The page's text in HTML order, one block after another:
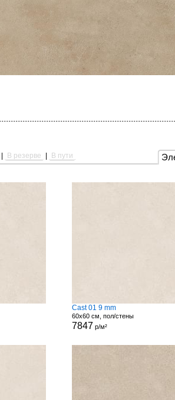
В резерве В пути
Cast 01 9 mm
60x60 см, пол/стены
7847 р/м²